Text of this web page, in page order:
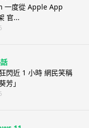
一度從 Apple App
官...
閃近 1 小時 網民笑稱
芳」